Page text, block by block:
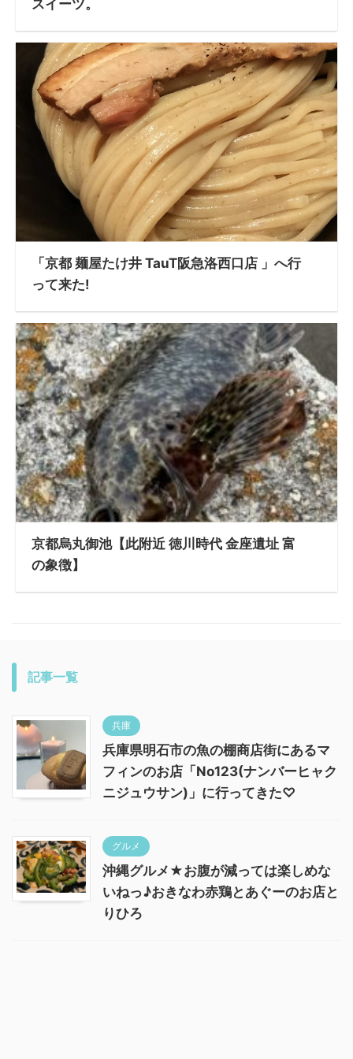
スイーツ。
「京都 麺屋たけ井 TauT阪急洛西口店 」へ行
って来た!
京都烏丸御池【此附近 徳川時代 金座遺址 富
の象徴】
記事一覧
兵庫
兵庫県明石市の魚の棚商店街にあるマ
フィンのお店「No123(ナンバーヒャク
ニジュウサン)」に行ってきた♡
グルメ
沖縄グルメ★お腹が減っては楽しめな
いねっ♪おきなわ赤鶏とあぐーのお店と
りひろ